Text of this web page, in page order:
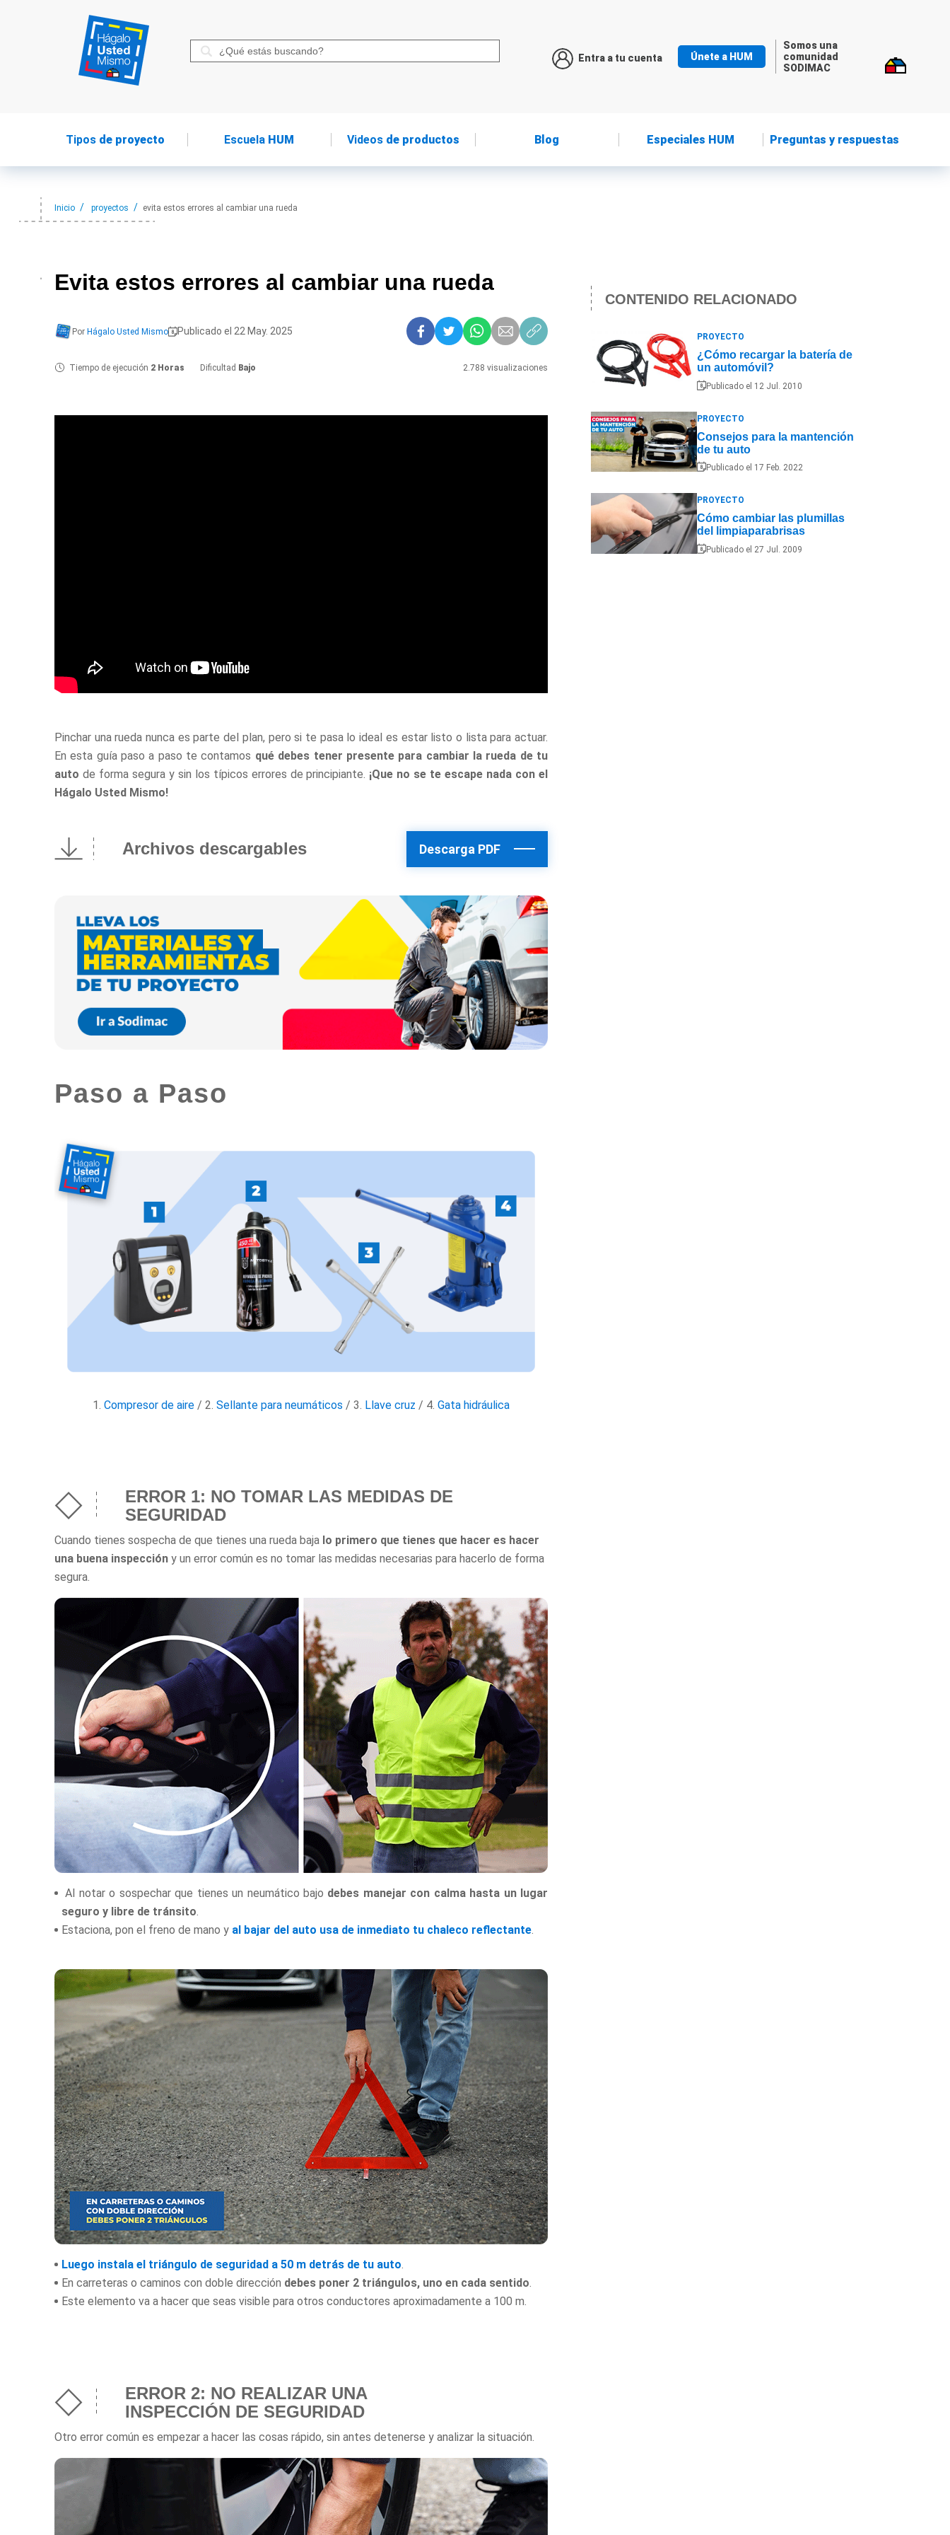
Entra a tu cuenta Únete a HUM
Somos una
comunidad
SODIMAC
Tipos de proyecto Escuela HUM Videosde productos Blog Especiales HUM Preguntas y respuestas
Inicio proyectos evita estos errores al cambiar una rueda
Evita estos errores al cambiar una rueda
Por Hágalo Usted Mismo Publicado el 22 May. 2025
Tiempo de ejecución 2 Horas Dificultad Bajo 2.788 visualizaciones
Pinchar una rueda nunca es parte del plan, pero si te pasa lo ideal es estar listo o lista para actuar.
En esta guía paso a paso te contamos qué debes tener presente para cambiar la rueda de tu
auto de forma segura y sin los típicos errores de principiante. ¡Que no se te escape nada con el
Hágalo Usted Mismo!
Archivos descargables Descarga PDF
Paso a Paso
1. Compresor de aire / 2. Sellante para neumáticos / 3. Llave cruz / 4. Gata hidráulica
ERROR 1: NO TOMAR LAS MEDIDAS DE
SEGURIDAD
Cuando tienes sospecha de que tienes una rueda baja lo primero que tienes que hacer es hacer
una buena inspección y un error común es no tomar las medidas necesarias para hacerlo de forma
segura.
Al notar o sospechar que tienes un neumático bajo debes manejar con calma hasta un lugar
seguro y libre de tránsito
Estaciona, pon el freno de mano y al bajar del auto usa de inmediato tu chaleco reflectante
Luego instala el triángulo de seguridad a 50 m detrás de tu auto
En carreteras o caminos con doble dirección debes poner 2 triángulos, uno en cada sentido
Este elemento va a hacer que seas visible para otros conductores aproximadamente a 100 m.
ERROR 2: NO REALIZAR UNA
INSPECCIÓN DE SEGURIDAD
Otro error común es empezar a hacer las cosas rápido, sin antes detenerse y analizar la situación.
CONTENIDO RELACIONADO
PROYECTO
¿Cómo recargar la batería de
un automóvil?
Publicado el 12 Jul. 2010
PROYECTO
Consejos para la mantención
de tu auto
Publicado el 17 Feb. 2022
PROYECTO
Cómo cambiar las plumillas
del limpiaparabrisas
Publicado el 27 Jul. 2009